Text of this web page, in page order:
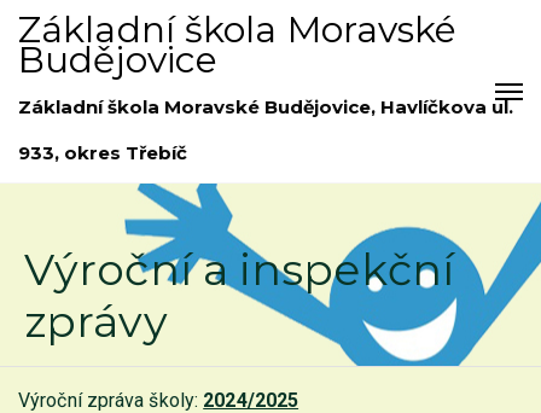
Základní škola Moravské
Budějovice
Základní škola Moravské Budějovice, Havlíčkova ul.
933, okres Třebíč
Výroční a inspekční
zprávy
Výroční zpráva školy: 2024/2025